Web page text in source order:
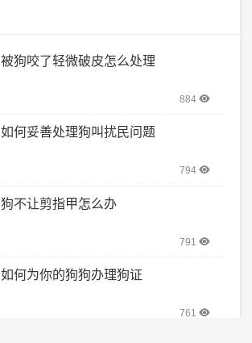
被狗咬了轻微破皮怎么处理
884
如何妥善处理狗叫扰民问题
794
狗不让剪指甲怎么办
791
如何为你的狗狗办理狗证
761